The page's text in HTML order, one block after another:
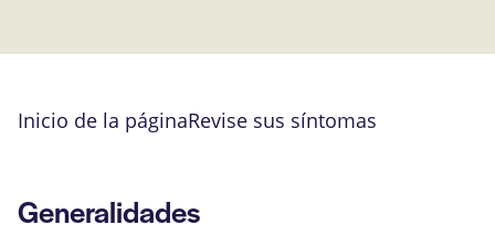
Inicio de la páginaRevise sus síntomas
Generalidades